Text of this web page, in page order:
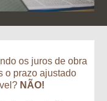
os juros de obra
o prazo ajustado
NÃO!